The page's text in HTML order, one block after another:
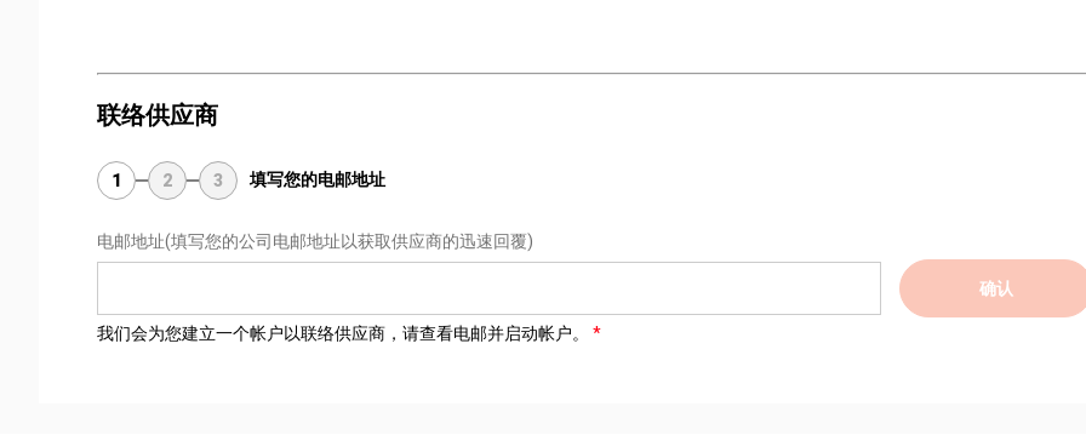
联络供应商
1 2 3 填写您的电邮地址
电邮地址(填写您的公司电邮地址以获取供应商的迅速回覆)
确认
我们会为您建立一个帐户以联络供应商，请查看电邮并启动帐户。